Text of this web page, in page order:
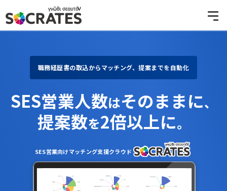
職務経歴書の取込からマッチング、提案までを自動化
SES営業人数はそのままに、
提案数を2倍以上に。
SES営業向けマッチング支援クラウド